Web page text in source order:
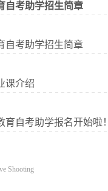
自考助学招生简章
自考助学招生简章
课介绍
育自考助学报名开始啦！
Shooting